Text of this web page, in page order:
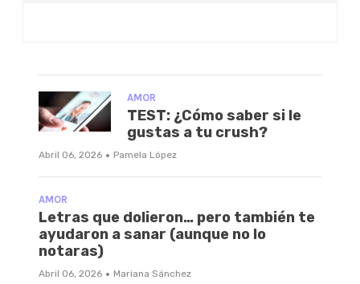
AMOR
TEST: ¿Cómo saber si le
gustas a tu crush?
Abril 06, 2026 · Pamela López
AMOR
Letras que dolieron… pero también te
ayudaron a sanar (aunque no lo
notaras)
Abril 06, 2026 · Mariana Sánchez